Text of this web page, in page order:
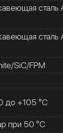
сталь
сталь
SiC/FPM
до +105 °C
при 50 °C